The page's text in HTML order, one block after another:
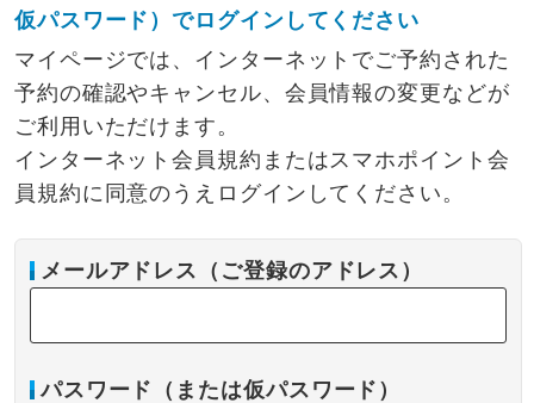
仮パスワード）でログインしてください
マイページでは、インターネットでご予約された
予約の確認やキャンセル、会員情報の変更などが
ご利用いただけます。
インターネット会員規約またはスマホポイント会
員規約に同意のうえログインしてください。
メールアドレス（ご登録のアドレス）
パスワード（または仮パスワード）